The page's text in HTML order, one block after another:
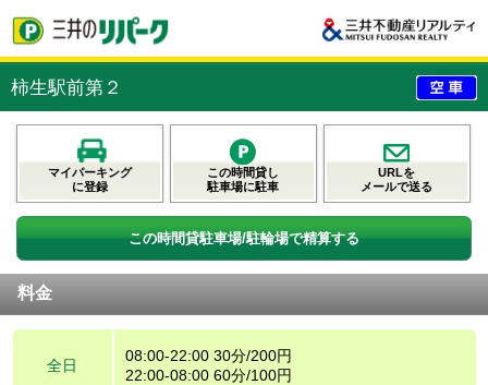
柿生駅前第２
マイパーキング
に登録
この時間貸し
駐車場に駐車
URLを
メールで送る
この時間貸駐車場/駐輪場で精算する
料金
全日
08:00-22:00 30分/200円
22:00-08:00 60分/100円